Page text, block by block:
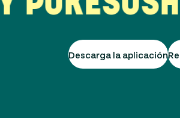
Descarga la aplicación